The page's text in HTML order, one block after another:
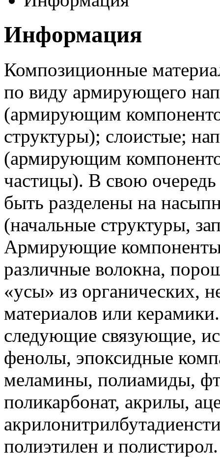
Информация
Композиционные
по виду армирующего
(армирующим
структуры); слоистые;
(армирующим
частицы). В свою
быть разделены на
(начальные структуры,
Армирующие компоненты
различные волокна,
«усы» из органических,
материалов или
следующие связующие,
фенолы, эпоксидные
меламины, полиамиды,
поликарбонат, акрилы,
полиэтилен и полистирол.